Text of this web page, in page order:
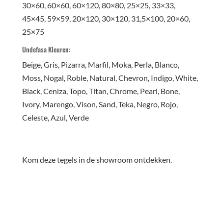
30×60, 60×60, 60×120, 80×80, 25×25, 33×33,
45×45, 59×59, 20×120, 30×120, 31,5×100, 20×60,
25×75
Undefasa Kleuren:
Beige, Gris, Pizarra, Marfil, Moka, Perla, Blanco,
Moss, Nogal, Roble, Natural, Chevron, Indigo, White,
Black, Ceniza, Topo, Titan, Chrome, Pearl, Bone,
Ivory, Marengo, Vison, Sand, Teka, Negro, Rojo,
Celeste, Azul, Verde
Kom deze tegels in de showroom ontdekken.